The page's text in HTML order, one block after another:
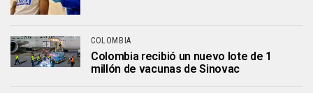
COLOMBIA
Colombia recibió un nuevo lote de 1
millón de vacunas de Sinovac